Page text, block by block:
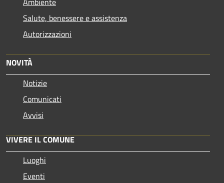
Salute, benessere e assistenza
Autorizzazioni
NOVITÀ
Notizie
Comunicati
Avvisi
VIVERE IL COMUNE
Luoghi
Eventi